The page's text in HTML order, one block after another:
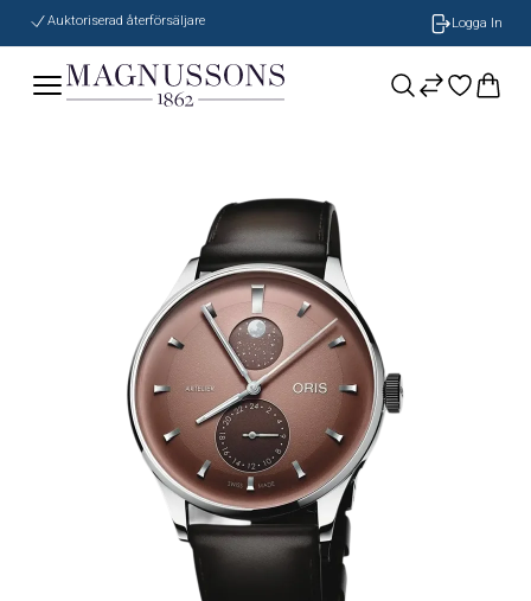
Auktoriserad återförsäljare Logga In